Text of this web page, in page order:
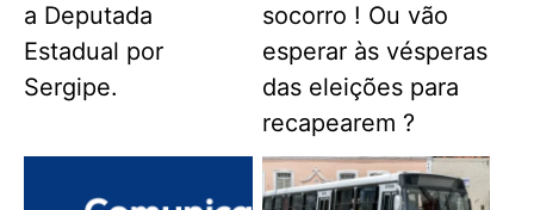
a Deputada
Estadual por
Sergipe.
socorro ! Ou vão
esperar às vésperas
das eleições para
recapearem ?